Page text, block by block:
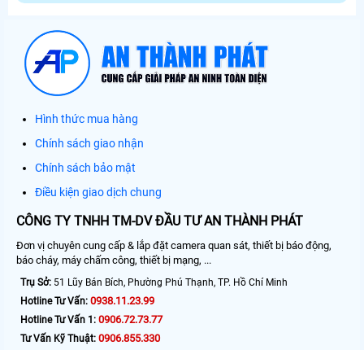
Hình thức mua hàng
Chính sách giao nhận
Chính sách bảo mật
Điều kiện giao dịch chung
CÔNG TY TNHH TM-DV ĐẦU TƯ AN THÀNH PHÁT
Đơn vị chuyên cung cấp & lắp đặt camera quan sát, thiết bị báo động,
báo cháy, máy chấm công, thiết bị mạng, ...
Trụ Sở: 51 Lũy Bán Bích, Phường Phú Thạnh, TP. Hồ Chí Minh
Hotline Tư Vấn: 0938.11.23.99
Hotline Tư Vấn 1: 0906.72.73.77
Tư Vấn Kỹ Thuật: 0906.855.330